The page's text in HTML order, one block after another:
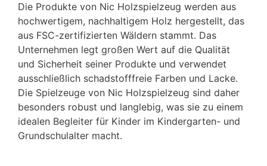
Die Produkte von Nic Holzspielzeug werden aus
hochwertigem, nachhaltigem Holz hergestellt, das
aus FSC-zertifizierten Wäldern stammt. Das
Unternehmen legt großen Wert auf die Qualität
und Sicherheit seiner Produkte und verwendet
ausschließlich schadstofffreie Farben und Lacke.
Die Spielzeuge von Nic Holzspielzeug sind daher
besonders robust und langlebig, was sie zu einem
idealen Begleiter für Kinder im Kindergarten- und
Grundschulalter macht.